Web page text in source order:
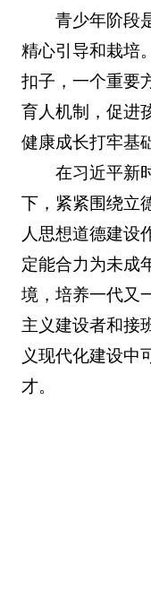
青少年阶段
精心引导和栽培
扣子，一个重要
育人机制，促进
健康成长打牢基
在习近平新
下，紧紧围绕立
人思想道德建设
定能合力为未成
境，培养一代又
主义建设者和接
义现代化建设中
才。